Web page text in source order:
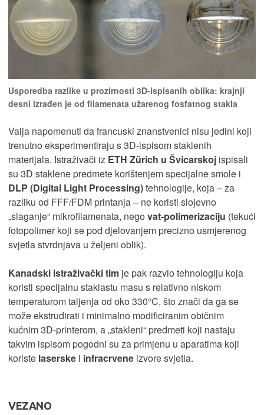
Usporedba razlike u prozirnosti 3D-ispisanih oblika: krajnji
desni izrađen je od filamenata užarenog fosfatnog stakla
Valja napomenuti da francuski znanstvenici nisu jedini koji
trenutno eksperimentiraju s 3D-ispisom staklenih
materijala. Istraživači iz ETH Zürich u Švicarskoj ispisali
su 3D staklene predmete korištenjem specijalne smole i
DLP (Digital Light Processing)tehnologije, koja – za
razliku od FFF/FDM printanja – ne koristi slojevno
„slaganje“ mikrofilamenata, nego vat-polimerizaciju (tekući
fotopolimer koji se pod djelovanjem precizno usmjerenog
svjetla stvrdnjava u željeni oblik).
Kanadski istraživački tim je pak razvio tehnologiju koja
koristi specijalnu staklastu masu s relativno niskom
temperaturom taljenja od oko 330°C, što znači da ga se
može ekstrudirati i minimalno modificiranim običnim
kućnim 3D-printerom, a „stakleni“ predmeti koji nastaju
takvim ispisom pogodni su za primjenu u aparatima koji
koriste laserske i infracrvene izvore svjetla.
VEZANO